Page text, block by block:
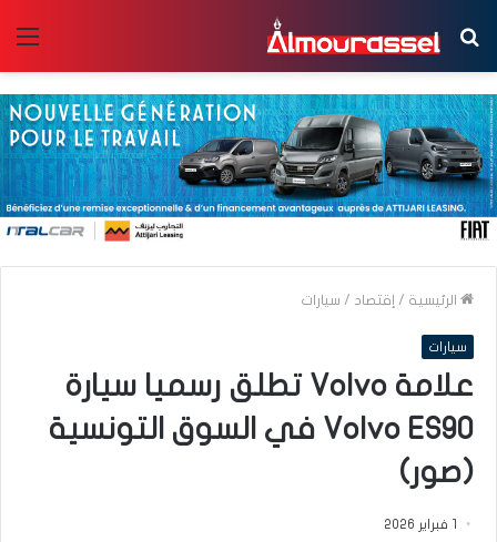
بحث
عن
الرئيسية / إقتصاد / سيارات
سيارات
علامة Volvo تطلق رسميا سيارة
Volvo ES90 في السوق التونسية
(صور)
1 فبراير 2026